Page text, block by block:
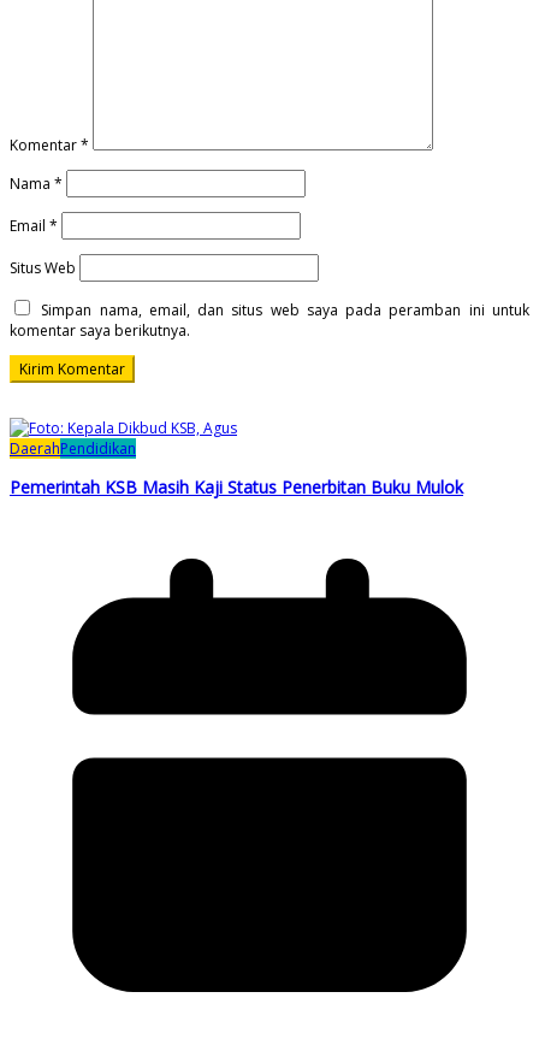
Komentar*
Nama *
Email *
Situs Web
Simpan nama, email, dan situs web saya pada peramban ini untuk
komentar saya berikutnya.
DaerahPendidikan
Pemerintah KSB Masih Kaji Status Penerbitan Buku Mulok